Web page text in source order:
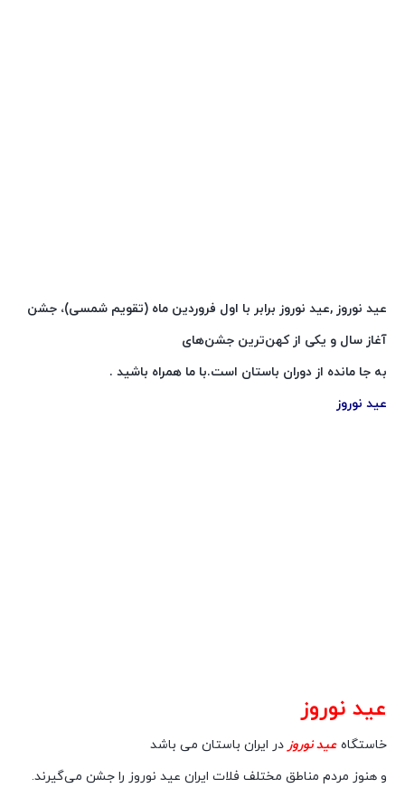
عید نوروز ,عید نوروز برابر با اول فروردین ماه (تقویم شمسی)، جشن
آغاز سال و یکی از کهن‌ترین جشن‌های
به جا مانده از دوران باستان است.با ما همراه باشید .
عید نوروز
عید نوروز
خاستگاه عیدنوروز در ایران باستان می باشد
و هنوز مردم مناطق مختلف فلات ایران عید نوروز را جشن می‌گیرند.